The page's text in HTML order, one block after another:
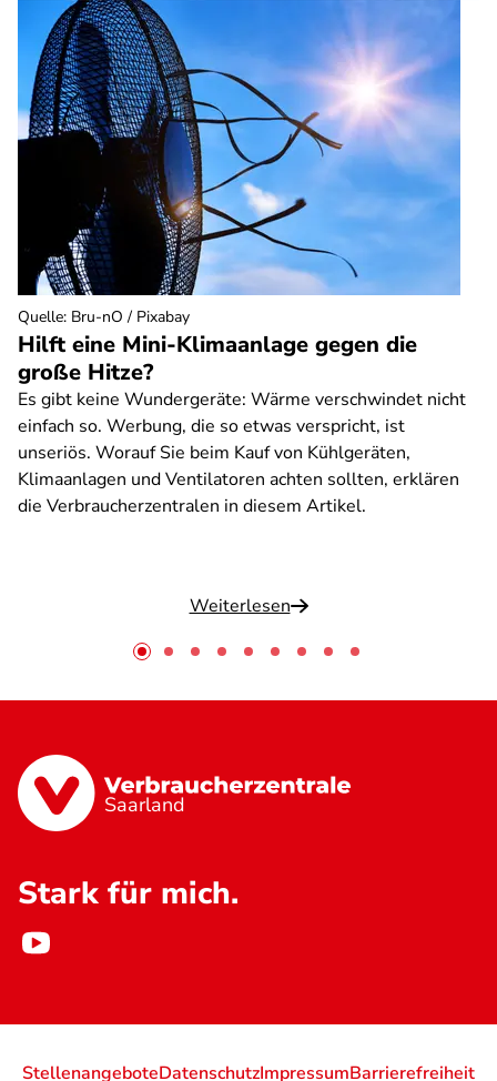
Hilft eine Mini-Klimaanlage gegen die
große Hitze?
Es gibt keine Wundergeräte: Wärme verschwindet nicht
einfach so. Werbung, die so etwas verspricht, ist
unseriös. Worauf Sie beim Kauf von Kühlgeräten,
Klimaanlagen und Ventilatoren achten sollten, erklären
die Verbraucherzentralen in diesem Artikel.
Weiterlesen
Quelle: Bru-nO / Pixabay
Saarland
Stark für mich.
StellenangeboteDatenschutzImpressumBarrierefreiheit